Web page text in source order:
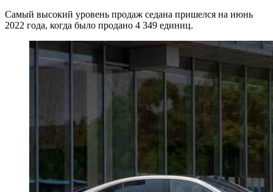
Самый высокий уровень продаж седана пришелся на июнь
2022 года, когда было продано 4 349 единиц.